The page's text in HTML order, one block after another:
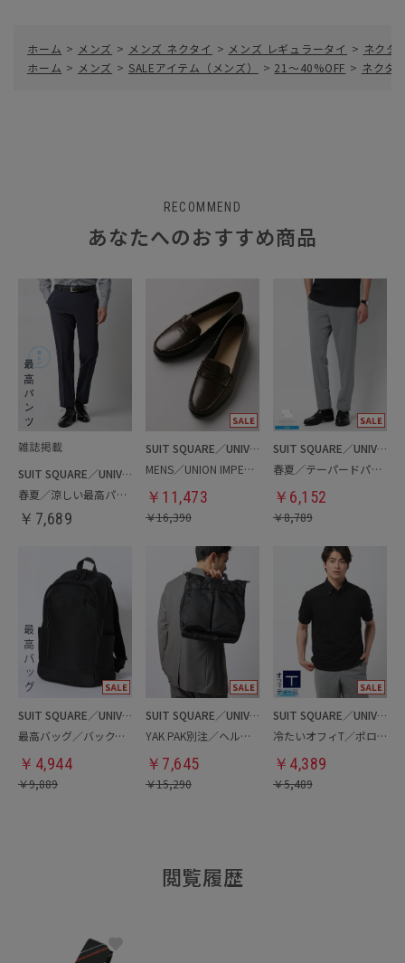
ホーム > メンズ > メンズ ネクタイ > メンズ レギュラータイ > ネクタ
ホーム > メンズ > SALEアイテム（メンズ） > 21～40%OFF > ネクタ
RECOMMEND
あなたへのおすすめ商品
SUIT SQUARE／UNIVERSAL LANGUAGE
春夏／涼しい最高パンツ
￥ 7,689
SUIT SQUARE／UNIVERSAL LANGUAGE
MENS／UNION IMPERIAL監修／コインローファー
￥ 11,473
￥16,390
SUIT SQUARE／UNIVERSAL LANGUAGE
春夏／テーパードパンツ
￥ 6,152
￥8,789
SUIT SQUARE／UNIVERSAL LANGUAGE
最高バッグ／バックパック
￥ 4,944
￥9,889
SUIT SQUARE／UNIVERSAL LANGUAGE
YAK PAK別注／ヘルメットバッグ
￥ 7,645
￥15,290
SUIT SQUARE／UNIVERSAL LANGUAGE
冷たいオフィT／ポロシャツ
￥ 4,389
￥5,489
閲覧履歴